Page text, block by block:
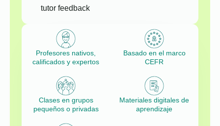
tutor feedback
Profesores nativos,
calificados y expertos
Basado en el marco
CEFR
Clases en grupos
pequeños o privadas
Materiales digitales de
aprendizaje